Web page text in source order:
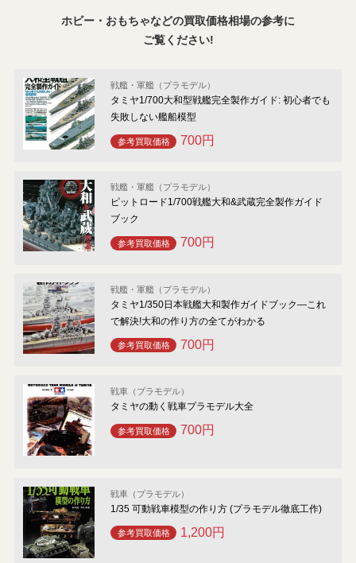
ホビー・おもちゃなどの買取価格相場の参考に
ご覧ください!
戦艦・軍艦（プラモデル）
タミヤ1/700大和型戦艦完全製作ガイド: 初心者でも
失敗しない艦船模型
参考買取価格 700円
戦艦・軍艦（プラモデル）
ピットロード1/700戦艦大和&武蔵完全製作ガイド
ブック
参考買取価格 700円
戦艦・軍艦（プラモデル）
タミヤ1/350日本戦艦大和製作ガイドブック―これ
で解決!大和の作り方の全てがわかる
参考買取価格 700円
戦車（プラモデル）
タミヤの動く戦車プラモデル大全
参考買取価格 700円
戦車（プラモデル）
1/35 可動戦車模型の作り方 (プラモデル徹底工作)
参考買取価格 1,200円